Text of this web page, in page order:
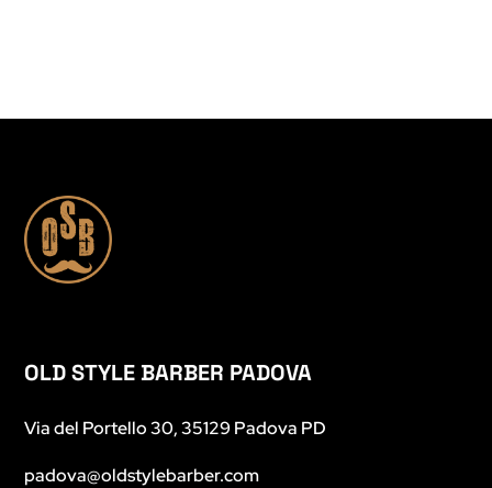
OLD STYLE BARBER PADOVA
Via del Portello 30, 35129 Padova PD
padova@oldstylebarber.com